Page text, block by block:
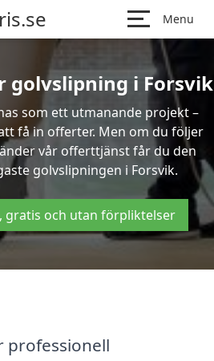
Menu
golvslipning i Forsvik
som ett utmanande projekt –
få in offerter. Men om du följer
vår offerttjänst får du den
golvslipningen i Forsvik.
gratis och utan förpliktelser
professionell